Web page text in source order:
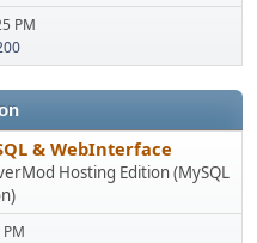
PM
& WebInterface
Hosting Edition (MySQL